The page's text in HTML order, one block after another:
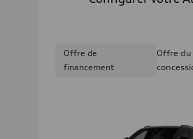
Offre de
financement
Offre du